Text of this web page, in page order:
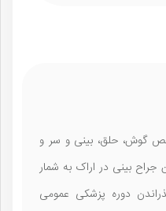
گوش، حلق، بینی و سر و
بینی در اراک به شمار
دوره پزشکی عمومی